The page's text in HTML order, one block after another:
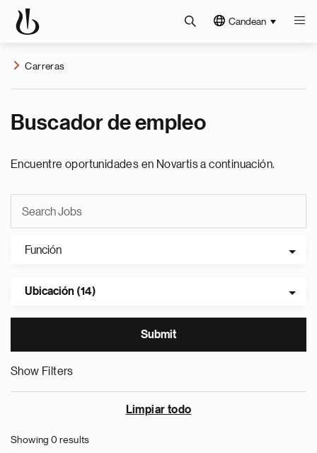
Candean
Carreras
Buscador de empleo
Encuentre oportunidades en Novartis a continuación.
Función
Ubicación (14)
Show Filters
Limpiar todo
Showing 0 results